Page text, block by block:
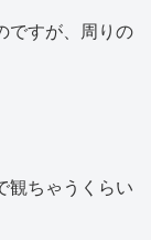
ですが、周りの
観ちゃうくらい